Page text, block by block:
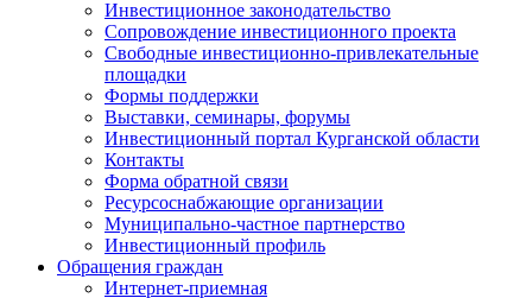
Инвестиционное законодательство
Сопровождение инвестиционного проекта
Свободные инвестиционно-привлекательные
площадки
Формы поддержки
Выставки, семинары, форумы
Инвестиционный портал Курганской области
Контакты
Форма обратной связи
Ресурсоснабжающие организации
Муниципально-частное партнерство
Инвестиционный профиль
Обращения граждан
Интернет-приемная